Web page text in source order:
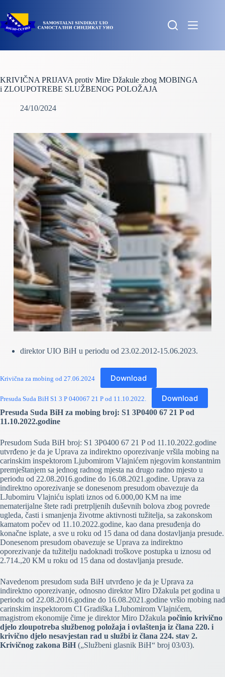
content
KRIVIČNA PRIJAVA protiv Mire Džakule zbog MOBINGA
i ZLOUPOTREBE SLUŽBENOG POLOŽAJA
24/10/2024
direktor UIO BiH u periodu od 23.02.2012-15.06.2023.
Krivična za mobing od 27.06.2024 Download
Presuda Suda BiH S1 3 P 040067 21 P od 11.10.2022. Download
Presuda Suda BiH za mobing broj: S1 3P0400 67 21 P od
11.10.2022.godine
Presudom Suda BiH broj: S1 3P0400 67 21 P od 11.10.2022.godine
utvrđeno je da je Uprava za indirektno oporezivanje vršila mobing na
carinskim inspektorom Ljubomirom Vlajnićem njegovim konstantnim
premještanjem sa jednog radnog mjesta na drugo radno mjesto u
periodu od 22.08.2016.godine do 16.08.2021.godine. Uprava za
indirektno oporezivanje se donesenom presudom obavezuje da
LJubomiru Vlajniću isplati iznos od 6.000,00 KM na ime
nematerijalne štete radi pretrpljenih duševnih bolova zbog povrede
ugleda, časti i smanjenja životme aktivnosti tužitelja, sa zakonskom
kamatom počev od 11.10.2022.godine, kao dana presuđenja do
konačne isplate, a sve u roku od 15 dana od dana dostavljanja presude.
Donesenom presudom obavezuje se Uprava za indirektno
oporezivanje da tužitelju nadoknadi troškove postupka u iznosu od
2.714.,20 KM u roku od 15 dana od dostavljanja presude.
Navedenom presudom suda BiH utvrđeno je da je Uprava za
indirektno oporezivanje, odnosno direktor Miro Džakula pet godina u
periodu od 22.08.2016.godine do 16.08.2021.godine vršio mobing nad
carinskim inspektorom CI Gradiška LJubomirom Vlajnićem,
magistrom ekonomije čime je direktor Miro Džakula počinio krivično
djelo zloupotreba službenog položaja i ovlaštenja iz člana 220. i
krivično djelo nesavjestan rad u službi iz člana 224. stav 2.
Krivičnog zakona BiH („Službeni glasnik BiH“ broj 03/03).